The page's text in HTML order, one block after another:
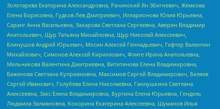
Золотарева Екатерина Александровна, Рачинский Ян Збигневич, Жемкова
Елена Борисовна, Гудков Лев Дмитриевич, Илларионова Юлия Юрьевна,
Саранг Анна Васильевна, Захарова Светлана Сергеевна, Аверин Владимир
Анатольевич, Щур Татьяна Михайловна, Щур Николай Алексеевич,
Блинушов Андрей Юрьевич, Мосин Алексей Геннадьевич, Гефтер Валентин
Михайлович, Симонов Алексей Кириллович, Флиге Ирина Анатольевна,
Мельникова Валентина Дмитриевна, Вититинова Елена Владимировна,
Баженова Светлана Куприяновна, Максимов Сергей Владимирович, Беляев
Сергей Иванович, Голубева Елена Николаевна, Ганнушкина Светлана
Алексеевна, Закс Елена Владимировна, Буртина Елена Юрьевна, Гендель
Людмила Залмановна, Кокорина Екатерина Алексеевна, Шуманов Илья